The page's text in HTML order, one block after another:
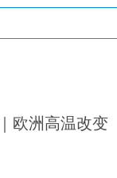
欧洲高温改变